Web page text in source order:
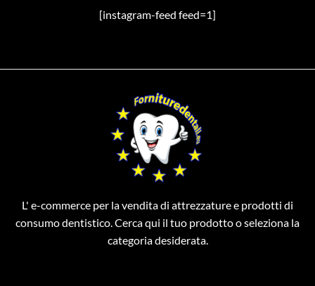
[instagram-feed feed=1]
L' e-commerce per la vendita di attrezzature e prodotti di
consumo dentistico. Cerca qui il tuo prodotto o seleziona la
categoria desiderata.